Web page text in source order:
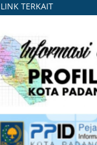
LINK TERKAIT